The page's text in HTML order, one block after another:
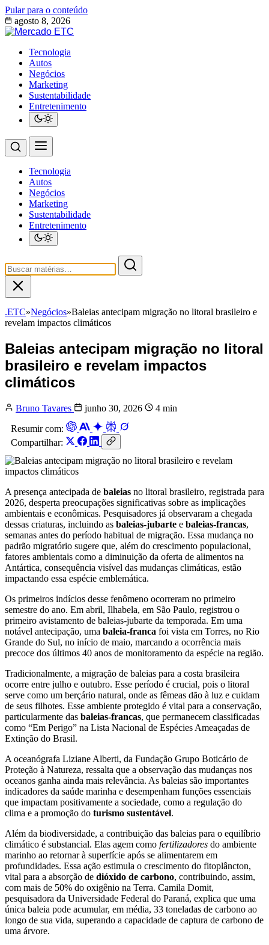
Pular para o conteúdo
agosto 8, 2026
Tecnologia
Autos
Negócios
Marketing
Sustentabilidade
Entretenimento
Tecnologia
Autos
Negócios
Marketing
Sustentabilidade
Entretenimento
.ETC»Negócios»Baleias antecipam migração no litoral brasileiro e
revelam impactos climáticos
Baleias antecipam migração no litoral
brasileiro e revelam impactos
climáticos
Bruno Tavares junho 30, 2026
4 min
Resumir com:
Compartilhar:
A presença antecipada de baleias no litoral brasileiro, registrada para
2026, desperta preocupações significativas sobre as implicações
ambientais e econômicas. Pesquisadores já observaram a chegada
dessas criaturas, incluindo as baleias-jubarte e baleias-francas,
semanas antes do período habitual de migração. Essa mudança no
padrão migratório sugere que, além do crescimento populacional,
fatores ambientais como a diminuição da oferta de alimentos na
Antártica, consequência visível das mudanças climáticas, estão
impactando essa espécie emblemática.
Os primeiros indícios desse fenômeno ocorreram no primeiro
semestre do ano. Em abril, Ilhabela, em São Paulo, registrou o
primeiro avistamento de baleias-jubarte da temporada. Em uma
notável antecipação, uma baleia-franca foi vista em Torres, no Rio
Grande do Sul, no início de maio, marcando a ocorrência mais
precoce dos últimos 40 anos de monitoramento da espécie na região.
Tradicionalmente, a migração de baleias para a costa brasileira
ocorre entre julho e outubro. Esse período é crucial, pois o litoral
serve como um berçário natural, onde as fêmeas dão à luz e cuidam
de seus filhotes. Esse ambiente protegido é vital para a conservação,
particularmente das baleias-francas, que permanecem classificadas
como “Em Perigo” na Lista Nacional de Espécies Ameaçadas de
Extinção do Brasil.
A oceanógrafa Liziane Alberti, da Fundação Grupo Boticário de
Proteção à Natureza, ressalta que a observação das mudanças nos
oceanos ganha ainda mais relevância. As baleias são importantes
indicadores da saúde marinha e desempenham funções essenciais
que impactam positivamente a sociedade, como a regulação do
clima e a promoção do turismo sustentável.
Além da biodiversidade, a contribuição das baleias para o equilíbrio
climático é substancial. Elas agem como fertilizadores do ambiente
marinho ao retornar à superfície após se alimentarem em
profundidades. Essa ação estimula o crescimento do fitoplâncton,
vital para a absorção de dióxido de carbono, contribuindo, assim,
com mais de 50% do oxigênio na Terra. Camila Domit,
pesquisadora da Universidade Federal do Paraná, explica que uma
única baleia pode acumular, em média, 33 toneladas de carbono ao
longo de sua vida, superando a capacidade de captura de carbono de
uma árvore.